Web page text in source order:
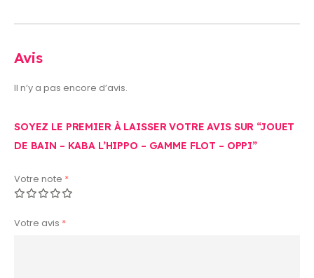
Avis
Il n’y a pas encore d’avis.
SOYEZ LE PREMIER À LAISSER VOTRE AVIS SUR “JOUET
DE BAIN – KABA L’HIPPO – GAMME FLOT – OPPI”
Votre note *
Votre avis *